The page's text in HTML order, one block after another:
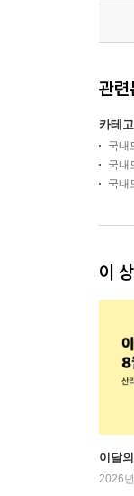
관련
카테
국내
국내
국내
이
이달
2026